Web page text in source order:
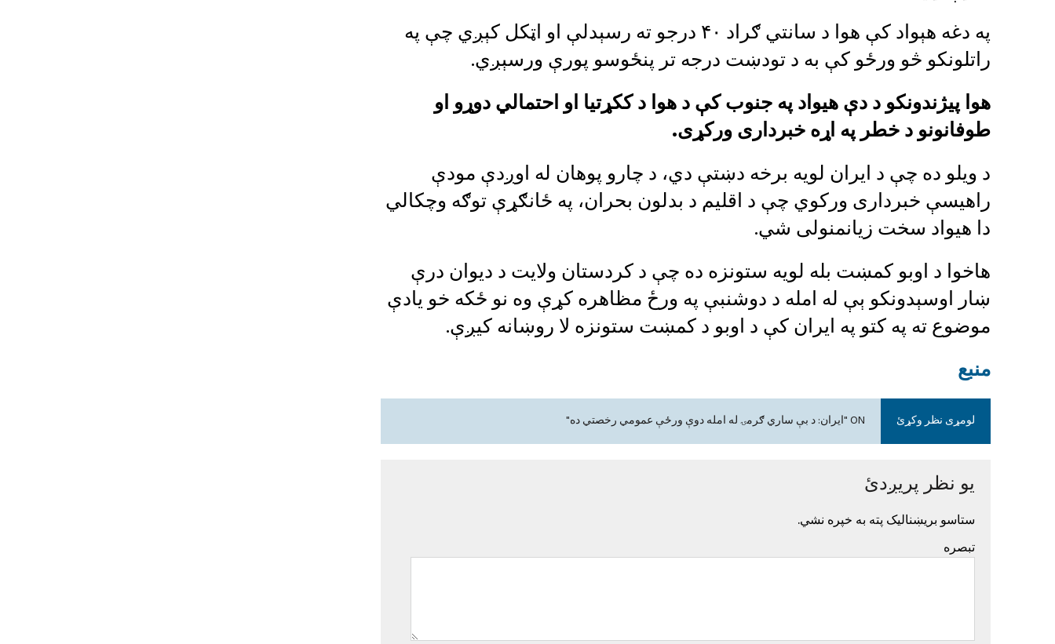
په دغه هېواد کې هوا د سانتي ګراد ۴۰ درجو ته رسېدلې او اټکل کېږي چې په
راتلونکو څو ورځو کې به د تودښت درجه تر پنځوسو پورې ورسېږي.
هوا پيژندونکو د دې هیواد په جنوب کې د هوا د ککړتیا او احتمالي دوړو او
طوفانونو د خطر په اړه خبرداری ورکړی.
د ویلو ده چې د ایران لویه برخه دښتې دي، د چارو پوهان له اوږدې مودې
راهیسې خبرداری ورکوي چې د اقلیم د بدلون بحران، په ځانګړې توګه وچکالي
دا هیواد سخت زیانمنولی شي.
هاخوا د اوبو کمښت بله لویه ستونزه ده چې د کردستان ولایت د دیوان درې
ښار اوسېدونکو ېې له امله د دوشنبې په ورځ مظاهره کړې وه نو ځکه خو یادې
موضوع ته په کتو په ایران کې د اوبو د کمښت ستونزه لا روښانه کیږې.
منبع
لومړی نظر وکړئ ON "ایران: د بې ساري ګرمۍ له امله دوې ورځې عمومي رخصتي ده"
یو نظر پریږدئ
ستاسو بریښنالیک پته به خپره نشي.
تبصره